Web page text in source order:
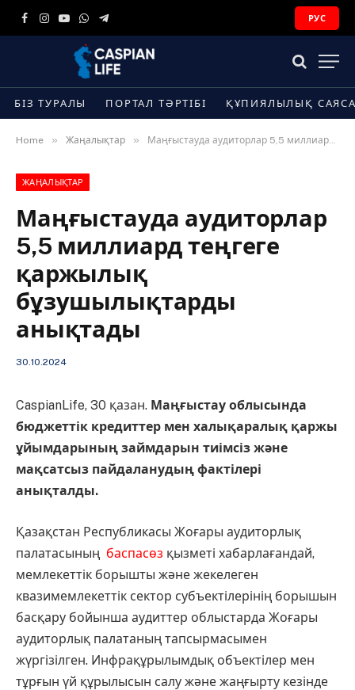
Facebook
Instagram
YouTube
WhatsApp
Telegram
РУС
БІЗ ТУРАЛЫ ПОРТАЛ ТӘРТІБІ ҚҰПИЯЛЫЛЫҚ
Home » Жаңалықтар » Маңғыстауда аудиторлар 5,5 миллиард теңгеге қаржылық бұзушылықтарды анықтады
ЖАҢАЛЫҚТАР
Маңғыстауда аудиторлар
5,5 миллиард теңгеге
қаржылық
бұзушылықтарды
анықтады
30.10.2024
CaspianLife, 30 қазан. Маңғыстау облысында
бюджеттік кредиттер мен халықаралық қаржы
ұйымдарының займдарын тиімсіз және
мақсатсыз пайдаланудың фактілері
анықталды.
Қазақстан Республикасы Жоғары аудиторлық
палатасының баспасөз қызметі хабарлағандай,
мемлекеттік борышты және жекелеген
квазимемлекеттік сектор субъектілерінің борышын
басқару бойынша аудиттер облыстарда Жоғары
аудиторлық палатаның тапсырмасымен
жүргізілген. Инфрақұрылымдық объектілер мен
тұрғын үй құрылысын салу және жаңғырту кезінде